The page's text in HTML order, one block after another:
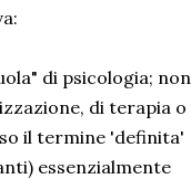
di psicologia; non
di terapia o
il termine 'definita'
essenzialmente